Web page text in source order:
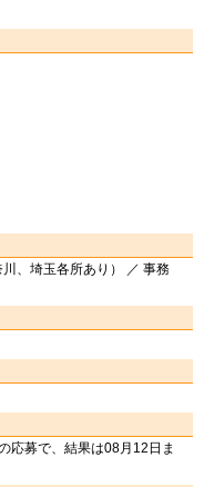
、埼玉各所あり） ／ 事務
応募で、結果は08月12日ま